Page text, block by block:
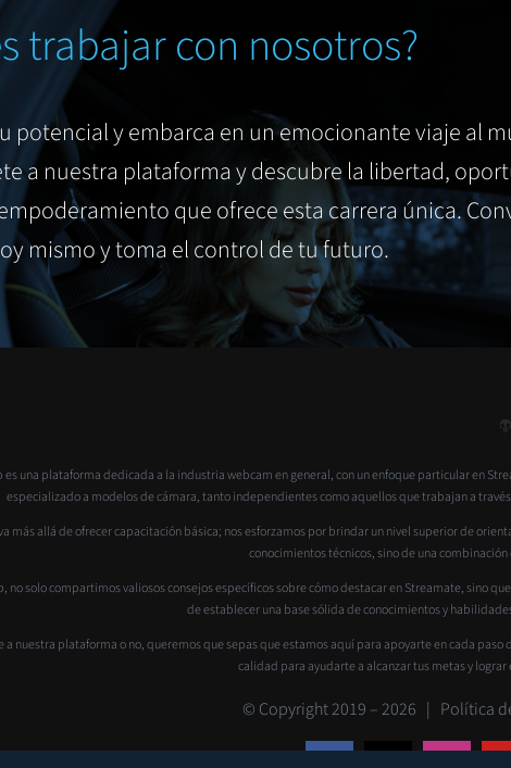
trabajar con nosotros?
potencial y embarca en un emocionante viaje al
a nuestra plataforma y descubre la libertad,
que ofrece esta carrera única.
mismo y toma el control de tu futuro.
es una plataforma dedicada a la industria webcam en general, con un enfoque particular en
especializado a modelos de cámara, tanto independientes como aquellos que trabajan a
más allá de ofrecer capacitación básica; nos esforzamos por brindar un nivel superior de
conocimientos técnicos, sino de una
no solo compartimos valiosos consejos específicos sobre cómo destacar en Streamate, sino
de establecer una base sólida de conocimientos y
a nuestra plataforma o no, queremos que sepas que estamos aquí para apoyarte en cada
calidad para ayudarte a alcanzar tus metas y
© Copyright 2019 –2026 | Política